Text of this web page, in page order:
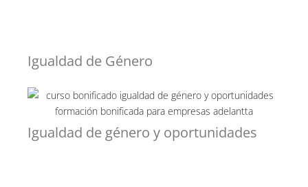
Igualdad de Género
Igualdad de género y oportunidades